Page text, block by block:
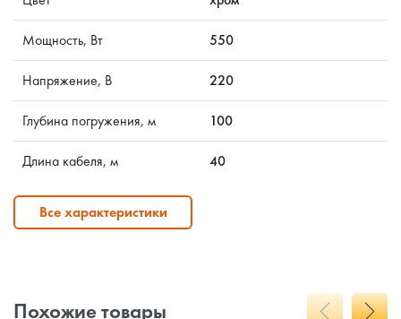
Мощность, Вт 550
Напряжение, В 220
Глубина погружения, м 100
Длина кабеля, м 40
Все характеристики
Похожие товары